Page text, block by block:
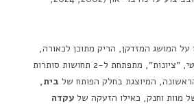
המושג המזדקן, הריק מתוכן לכאורה,
שכבר מזמן הפך לסכמטי, "ציונות", מתפתחת ל-2 תחושות סותרות
הראשונה, המיוצגת בחלק הפותח של בית,
מוות וחנק, כאילו הזעקה של עקדה